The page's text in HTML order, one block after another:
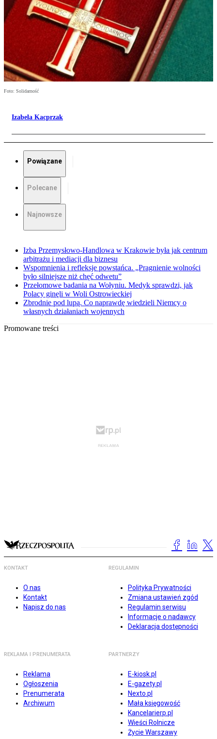
Foto: Solidarność
Izabela Kacprzak
Powiązane
Polecane
Najnowsze
Izba Przemysłowo-Handlowa w Krakowie była jak centrum
arbitrażu i mediacji dla biznesu
Wspomnienia i refleksje powstańca. „Pragnienie wolności
było silniejsze niż chęć odwetu”
Przełomowe badania na Wołyniu. Medyk sprawdzi, jak
Polacy ginęli w Woli Ostrowieckiej
Zbrodnie pod lupą. Co naprawdę wiedzieli Niemcy o
własnych działaniach wojennych
Promowane treści
KONTAKT
O nas
Kontakt
Napisz do nas
REGULAMIN
Polityka Prywatności
Zmiana ustawień zgód
Regulamin serwisu
Informacje o nadawcy
Deklaracja dostępności
REKLAMA I PRENUMERATA
Reklama
Ogłoszenia
Prenumerata
Archiwum
PARTNERZY
E-kiosk.pl
E-gazety.pl
Nexto.pl
Mała księgowość
Kancelarierp.pl
Wieści Rolnicze
Życie Warszawy